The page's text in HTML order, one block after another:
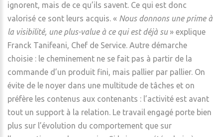
ignorent, mais de ce qu’ils savent. Ce qui est donc
valorisé ce sont leurs acquis. « Nous donnons une prime à
la visibilité, une plus-value à ce qui est déjà su » explique
Franck Tanifeani, Chef de Service. Autre démarche
choisie : le cheminement ne se fait pas à partir de la
commande d’un produit fini, mais pallier par pallier. On
évite de le noyer dans une multitude de tâches et on
préfère les contenus aux contenants : l’activité est avant
tout un support à la relation. Le travail engagé porte bien
plus sur l’évolution du comportement que sur